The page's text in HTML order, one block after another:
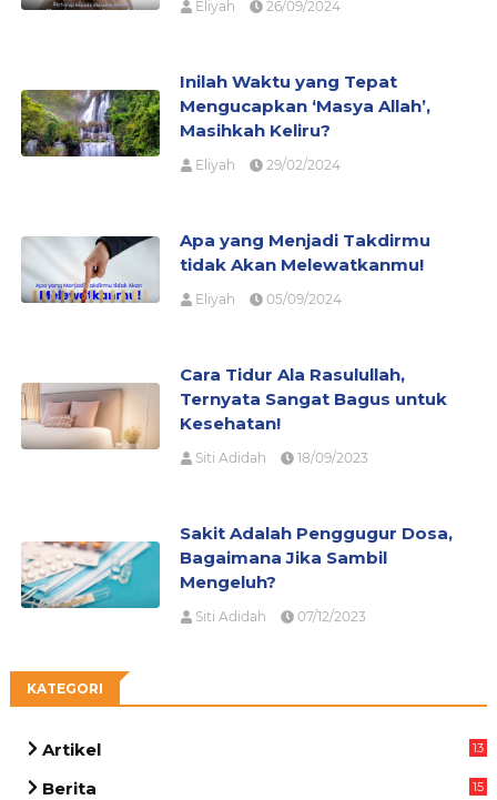
Eliyah 26/09/2024
Inilah Waktu yang Tepat
Mengucapkan ‘Masya Allah’,
Masihkah Keliru?
Eliyah 29/02/2024
Apa yang Menjadi Takdirmu
tidak Akan Melewatkanmu!
Eliyah 05/09/2024
Cara Tidur Ala Rasulullah,
Ternyata Sangat Bagus untuk
Kesehatan!
Siti Adidah 18/09/2023
Sakit Adalah Penggugur Dosa,
Bagaimana Jika Sambil
Mengeluh?
Siti Adidah 07/12/2023
KATEGORI
Artikel
13
Berita
15